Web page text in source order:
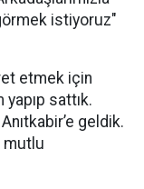
istiyoruz"
etmek için
sattık.
geldik.
mutlu